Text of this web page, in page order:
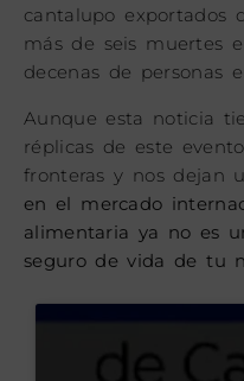
cantalupo exportados
más de seis muertes
decenas de personas
Aunque esta noticia
réplicas de este
fronteras y nos dejan
en el mercado
alimentaria ya no es
seguro de vida de tu